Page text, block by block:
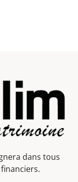
dans tous